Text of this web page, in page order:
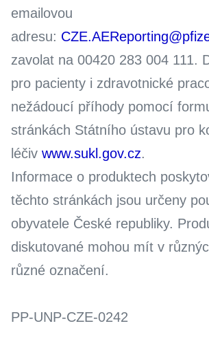
emailovou
adresu:
zavolat na 00420 283 004 111.
pro pacienty i zdravotnické
nežádoucí příhody pomocí
stránkách Státního ústavu pro
léčiv www.sukl.gov.cz.
Informace o produktech
těchto stránkách jsou určeny
obyvatele České republiky.
diskutované mohou mít v
různé označení.
PP-UNP-CZE-0242